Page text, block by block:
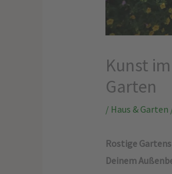
Kunst
Garten
/ Haus & Garten
Rostige
Deinem